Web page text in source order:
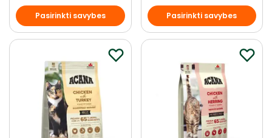
Pasirinkti savybes Pasirinkti savybes